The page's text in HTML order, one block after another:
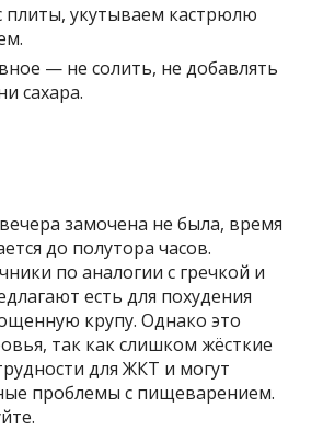
плиты, укутываем кастрюлю
— не солить, не добавлять
сахара.
замочена не была, время
до полутора часов.
по аналогии с гречкой и
есть для похудения
крупу. Однако это
так как слишком жёсткие
для ЖКТ и могут
проблемы с пищеварением.